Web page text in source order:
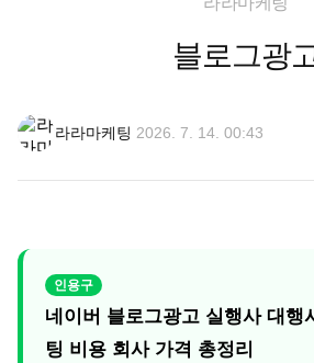
블로그광
라라마케팅 2026. 7. 14. 00:43
네이버 블로그광고 실행사 대행
팅 비용 회사 가격 총정리